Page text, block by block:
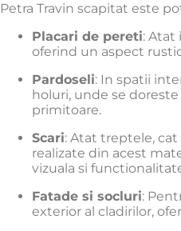
Petra Travin scapitat este
Placari de pereti: Atat
oferind un aspect
Pardoseli: In spatii
holuri, unde se
primitoare.
Scari: Atat treptele,
realizate din acest
vizuala si
Fatade si socluri:
exterior al cladirilor,